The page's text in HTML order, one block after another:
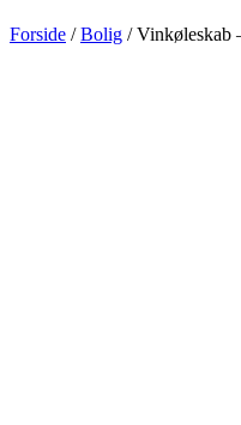
Forside /Bolig / Vinkøleskab